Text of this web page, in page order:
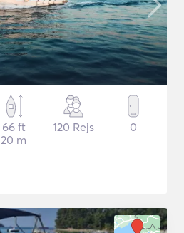
66 ft
20 m
120 Rejs 0